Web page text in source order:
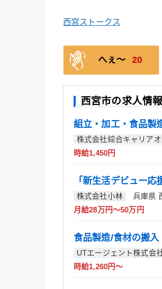
西宮ストークス
へぇ〜 20
西宮市の求人情報
組立・加工・食品製
株式会社綜合キャリア
時給1,450円
「新生活デビュー
株式会社小林
兵庫県
月給28万円～50万円
食品製造/食材の搬
UTエージェント株式会
時給1,260円～